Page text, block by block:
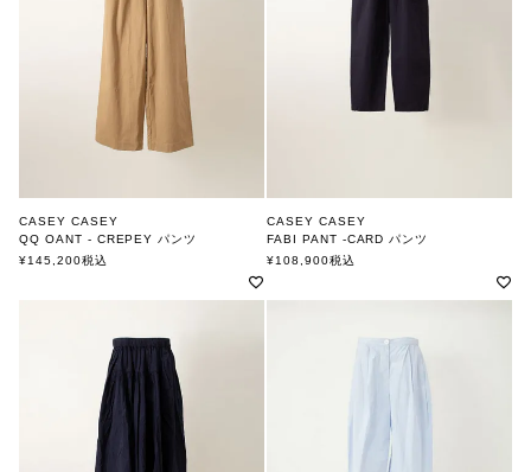
CASEY CASEY
QQ OANT - CREPEY パンツ
ケーシーケーシー
¥145,200税込
CASEY CASEY
FABI PANT -CARD パンツ
ケーシーケーシー
¥108,900税込